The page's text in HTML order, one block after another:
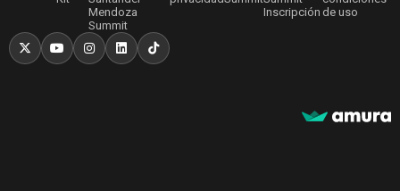
Mendoza
Summit
Inscripción de uso